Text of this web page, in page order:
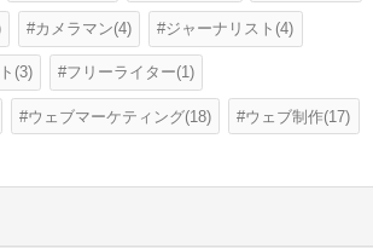
カメラマン(4) ジャーナリスト(4)
(3) フリーライター(1)
ウェブマーケティング(18) ウェブ制作(17)